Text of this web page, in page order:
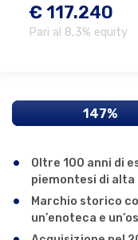
€ 117.240
Pari al 8,3% equity
147%
Oltre 100 anni di
piemontesi di alta
Marchio storico
un’enoteca e